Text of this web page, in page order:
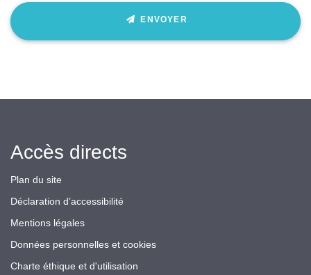
ENVOYER
Accès directs
Plan du site
Déclaration d’accessibilité
Mentions légales
Données personnelles et cookies
Charte éthique et d'utilisation